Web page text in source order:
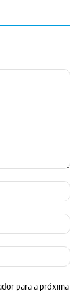
E-
para a próxima